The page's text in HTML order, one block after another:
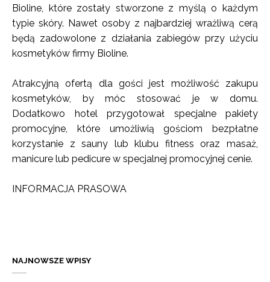
Bioline, które zostały stworzone z myślą o każdym
typie skóry. Nawet osoby z najbardziej wrażliwą cerą
będą zadowolone z działania zabiegów przy użyciu
kosmetyków firmy Bioline.
Atrakcyjną ofertą dla gości jest możliwość zakupu
kosmetyków, by móc stosować je w domu.
Dodatkowo hotel przygotował specjalne pakiety
promocyjne, które umożliwią gościom bezpłatne
korzystanie z sauny lub klubu fitness oraz masaż,
manicure lub pedicure w specjalnej promocyjnej cenie.
INFORMACJA PRASOWA
NAJNOWSZE WPISY